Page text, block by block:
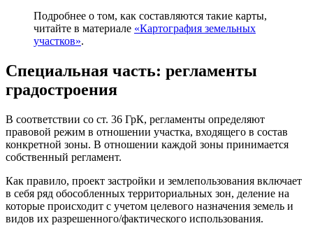
Подробнее о том, как составляются такие карты,
читайте в материале «Картография земельных
участков».
Специальная часть: регламенты
градостроения
В соответствии со ст. 36 ГрК, регламенты определяют
правовой режим в отношении участка, входящего в состав
конкретной зоны. В отношении каждой зоны принимается
собственный регламент.
Как правило, проект застройки и землепользования включает
в себя ряд обособленных территориальных зон, деление на
которые происходит с учетом целевого назначения земель и
видов их разрешенного/фактического использования.